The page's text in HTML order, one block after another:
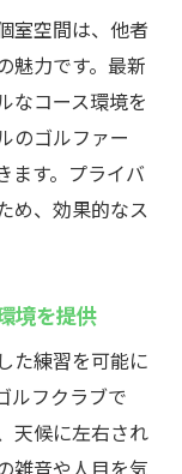
室空間は、他者
魅力です。最新
なコース環境を
のゴルファー
ます。プライバ
め、効果的なス
境を提供
た練習を可能に
ルフクラブで
天候に左右され
雑音や人目を気